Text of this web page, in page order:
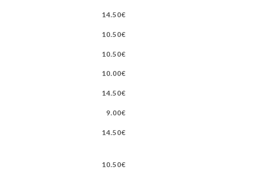
14.50€
10.50€
10.50€
10.00€
14.50€
9.00€
14.50€
10.50€